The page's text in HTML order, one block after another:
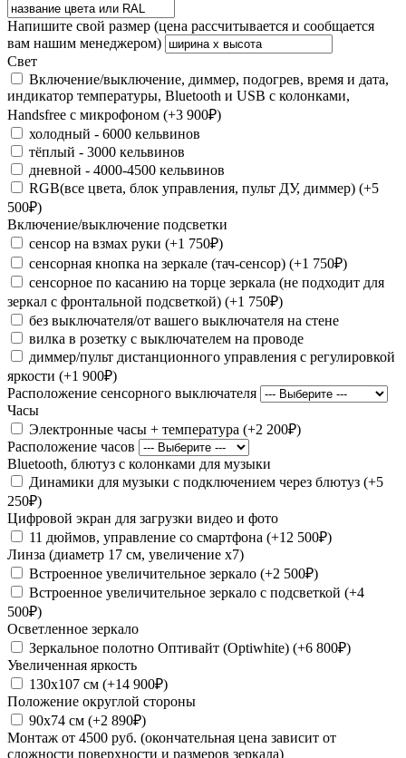
Напишите свой размер (цена рассчитывается и сообщается
вам нашим менеджером)
Свет
Включение/выключение, диммер, подогрев, время и дата,
индикатор температуры, Bluetooth и USB с колонками,
Handsfree с микрофоном (+3 900₽)
холодный - 6000 кельвинов
тёплый - 3000 кельвинов
дневной - 4000-4500 кельвинов
RGB(все цвета, блок управления, пульт ДУ, диммер) (+5
500₽)
Включение/выключение подсветки
сенсор на взмах руки (+1 750₽)
сенсорная кнопка на зеркале (тач-сенсор) (+1 750₽)
сенсорное по касанию на торце зеркала (не подходит для
зеркал с фронтальной подсветкой) (+1 750₽)
без выключателя/от вашего выключателя на стене
вилка в розетку с выключателем на проводе
диммер/пульт дистанционного управления с регулировкой
яркости (+1 900₽)
Расположение сенсорного выключателя
Часы
Электронные часы + температура (+2 200₽)
Расположение часов
Bluetooth, блютуз с колонками для музыки
Динамики для музыки с подключением через блютуз (+5
250₽)
Цифровой экран для загрузки видео и фото
11 дюймов, управление со смартфона (+12 500₽)
Линза (диаметр 17 см, увеличение х7)
Встроенное увеличительное зеркало (+2 500₽)
Встроенное увеличительное зеркало с подсветкой (+4
500₽)
Осветленное зеркало
Зеркальное полотно Оптивайт (Optiwhite) (+6 800₽)
Увеличенная яркость
130х107 см (+14 900₽)
Положение округлой стороны
90х74 см (+2 890₽)
Монтаж от 4500 руб. (окончательная цена зависит от
сложности поверхности и размеров зеркала)